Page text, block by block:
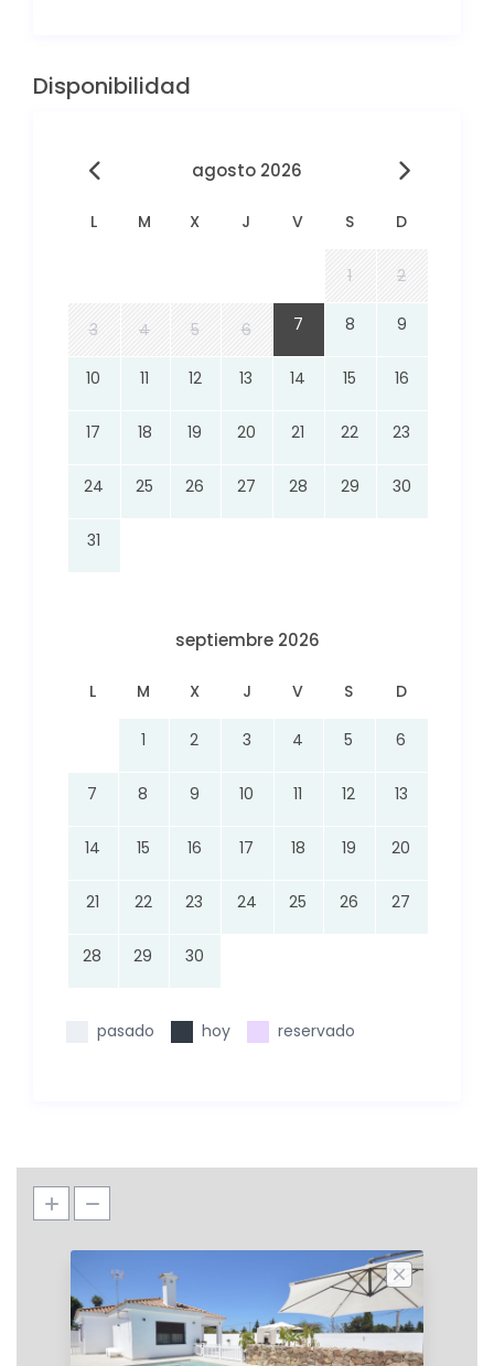
Disponibilidad
agosto 2026
L M X J V S D
1 2
3 4 5 6 7 8 9
10 11 12 13 14 15 16
17 18 19 20 21 22 23
24 25 26 27 28 29 30
31
septiembre 2026
L M X J V S D
1 2 3 4 5 6
7 8 9 10 11 12 13
14 15 16 17 18 19 20
21 22 23 24 25 26 27
28 29 30
pasado hoy reservado